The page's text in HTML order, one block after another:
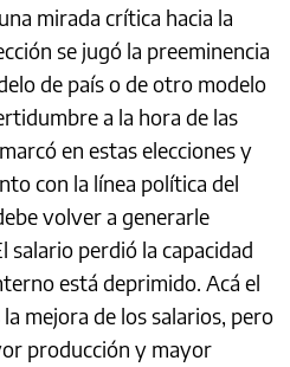
mirada crítica hacia la
se jugó la preeminencia
de país o de otro modelo
a la hora de las
en estas elecciones y
con la línea política del
volver a generarle
salario perdió la capacidad
está deprimido. Acá el
mejora de los salarios, pero
producción y mayor